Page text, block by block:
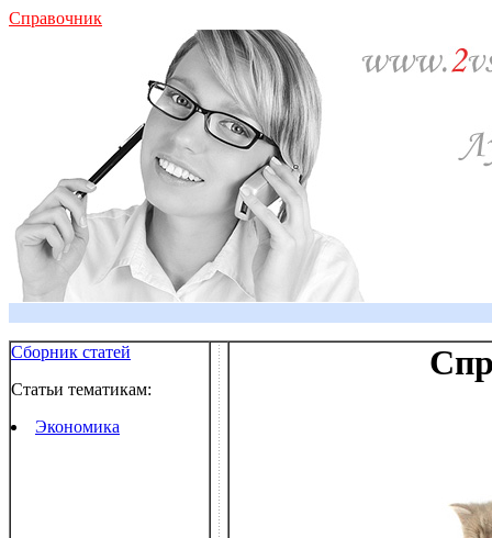
Справочник
Сборник статей
Статьи тематикам:
Экономика